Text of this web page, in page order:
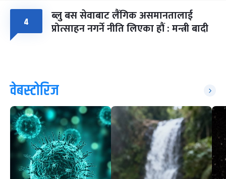
४ ब्लु बस सेवाबाट लैंगिक असमानतालाई
प्रोत्साहन नगर्ने नीति लिएका हौं : मन्त्री बादी
वेबस्टोरिज